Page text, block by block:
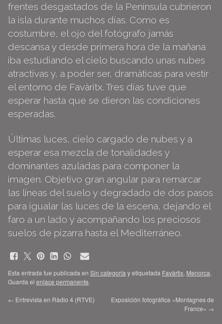
frentes desgastados de la Península cubrieron
la isla durante muchos días. Como es
costumbre, el ojo del fotógrafo jamás
descansa y desde primera hora de la mañana
iba estudiando el cielo buscando unas nubes
atractivas y, a poder ser, dramáticas para vestir
el entorno de Favàritx. Tres días tuve que
esperar hasta que se dieron las condiciones
esperadas.
Últimas luces, cielo cargado de nubes y a
esperar esa mezcla de tonalidades y
dominantes azuladas para componer la
imagen. Objetivo gran angular para remarcar
las líneas del suelo y degradado de dos pasos
para igualar las luces de la escena, dejando el
faro a un lado y acompañando los preciosos
suelos de pizarra hasta el Mediterráneo.
Esta entrada fue publicada en Sin categoría y etiquetada Favàrtix, Menorca.
Guarda el enlace permanente.
← Entrevista en Ràdio 4 (RTVE)
Exposición fotográfica «Montagnes de
France» →